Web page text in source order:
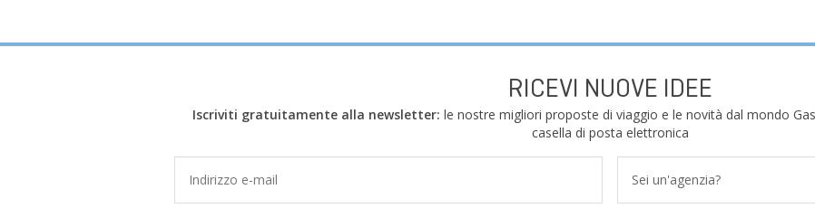
RICEVI NUOVE IDEE
Iscriviti gratuitamente alla newsletter: le nostre migliori proposte di viaggio e le novità dal mondo
casella di posta elettronica
Sei un'agenzia?